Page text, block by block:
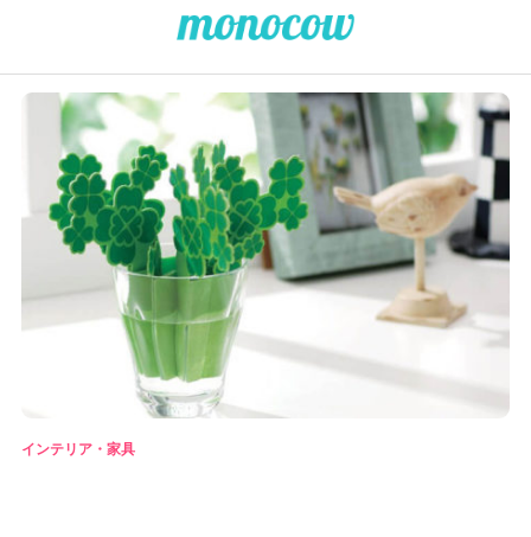
インテリア・家具